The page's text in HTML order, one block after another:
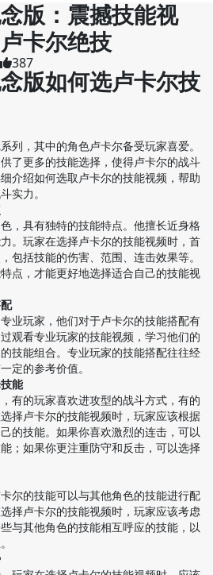
版：震撼技能视
卡尔绝技
387
版如何选卢卡尔技
列，其中的角色卢卡尔备受玩家喜爱。
了更多的技能选择，使得卢卡尔的战斗
介绍如何选取卢卡尔的技能视频，帮助
实力。
，具有独特的技能特点。他擅长近身格
。玩家在选择卢卡尔的技能视频时，首
包括技能的伤害、范围、连击效果等。
点，才能更好地选择适合自己的技能视
业玩家，他们对于卢卡尔的技能搭配有
观看专业玩家的技能视频，学习他们的
技能组合。专业玩家的技能搭配往往经
定的参考价值。
能
有的玩家喜欢进攻型的战斗方式，有的
择卢卡尔的技能视频时，玩家应该根据
的技能。如果你喜欢激烈的连击，可以
；如果你更注重防守和反击，可以选择
尔的技能可以与其他角色的技能进行配
择卢卡尔的技能视频时，玩家应该考虑
与其他角色的技能相互呼应的技能，以